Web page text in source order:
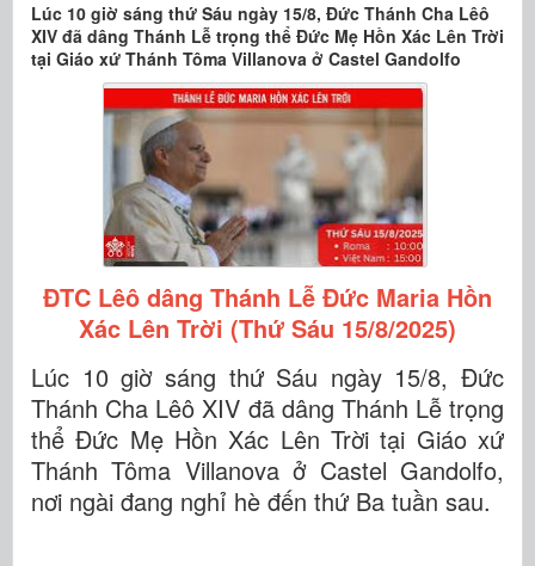
Lúc 10 giờ sáng thứ Sáu ngày 15/8, Đức Thánh Cha Lêô
XIV đã dâng Thánh Lễ trọng thể Đức Mẹ Hồn Xác Lên Trời
tại Giáo xứ Thánh Tôma Villanova ở Castel Gandolfo
ĐTC Lêô dâng Thánh Lễ Đức Maria Hồn
Xác Lên Trời (Thứ Sáu 15/8/2025)
Lúc 10 giờ sáng thứ Sáu ngày 15/8, Đức
Thánh Cha Lêô XIV đã dâng Thánh Lễ trọng
thể Đức Mẹ Hồn Xác Lên Trời tại Giáo xứ
Thánh Tôma Villanova ở Castel Gandolfo,
nơi ngài đang nghỉ hè đến thứ Ba tuần sau.